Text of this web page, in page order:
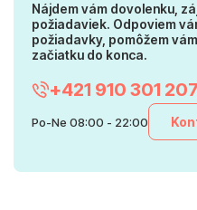
Nájdem vám dovolenku,
požiadaviek. Odpoviem
požiadavky, pomôžem
začiatku do konca.
+421 910 301 207
Po-Ne 08:00 - 22:00